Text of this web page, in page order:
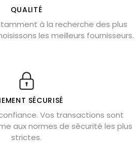
faite pour moi ?
apaisante
et signification
non chauffée
la maison
magiques
pierres choisir
QUALITÉ
à la recherche des plus
les meilleurs fournisseurs.
SÉCURISÉ
Vos transactions sont
aux normes de sécurité les plus
strictes.